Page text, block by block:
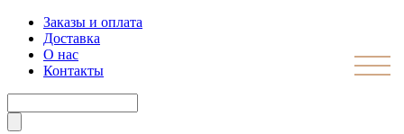
Заказы и оплата
Доставка
О нас
Контакты